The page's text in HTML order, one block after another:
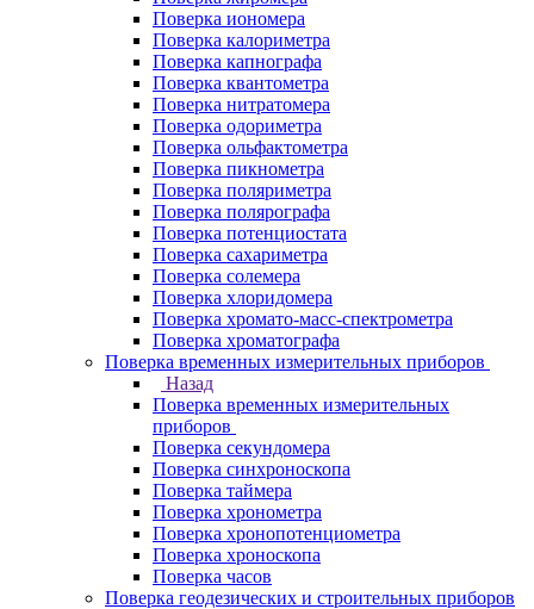
Поверка иономера
Поверка калориметра
Поверка капнографа
Поверка квантометра
Поверка нитратомера
Поверка одориметра
Поверка ольфактометра
Поверка пикнометра
Поверка поляриметра
Поверка полярографа
Поверка потенциостата
Поверка сахариметра
Поверка солемера
Поверка хлоридомера
Поверка хромато-масс-спектрометра
Поверка хроматографа
Поверка временных измерительных приборов
Назад
Поверка временных измерительных
приборов
Поверка секундомера
Поверка синхроноскопа
Поверка таймера
Поверка хронометра
Поверка хронопотенциометра
Поверка хроноскопа
Поверка часов
Поверка геодезических и строительных приборов